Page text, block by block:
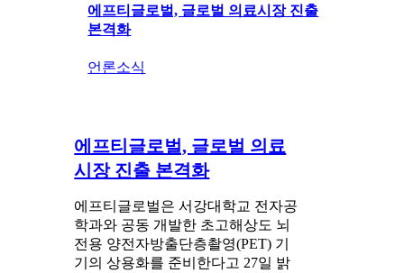
에프티글로벌, 글로벌 의료시장 진출
본격화
언론소식
에프티글로벌, 글로벌 의료
시장 진출 본격화
에프티글로벌은 서강대학교 전자공
학과와 공동 개발한 초고해상도 뇌
전용 양전자방출단층촬영(PET) 기
기의 상용화를 준비한다고 27일 밝